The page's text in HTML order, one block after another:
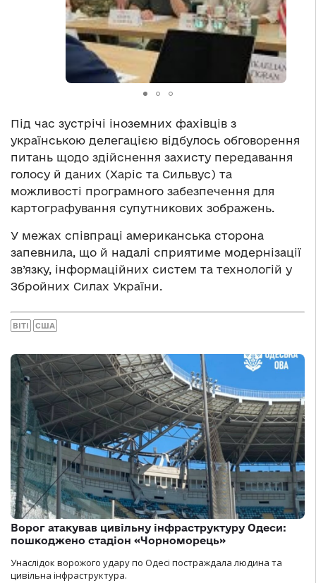
Під час зустрічі іноземних фахівців з
українською делегацією відбулось обговорення
питань щодо здійснення захисту передавання
голосу й даних (Харіс та Сильвус) та
можливості програмного забезпечення для
картографування супутникових зображень.
У межах співпраці американська сторона
запевнила, що й надалі сприятиме модернізації
зв’язку, інформаційних систем та технологій у
Збройних Силах України.
ВІТІ США
Ворог атакував цивільну інфраструктуру Одеси:
пошкоджено стадіон «Чорноморець»
Унаслідок ворожого удару по Одесі постраждала людина та
цивільна інфраструктура.